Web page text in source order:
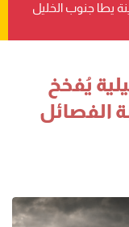
يطا جنوب الخليل
يُفخخ
الفصائل